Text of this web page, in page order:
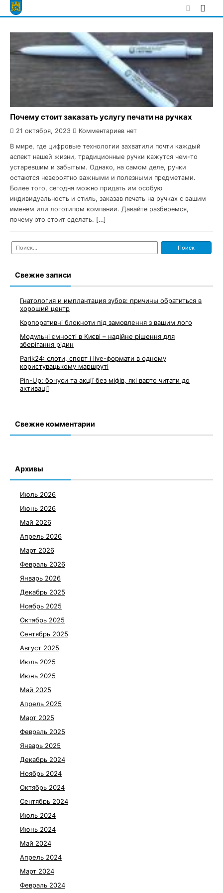
Skip
to
Почему стоит заказать услугу печати на ручках
21 октября, 2023 Комментариев нет
В мире, где цифровые технологии захватили почти каждый
аспект нашей жизни, традиционные ручки кажутся чем-то
устаревшим и забытым. Однако, на самом деле, ручки
остаются невероятно важными и полезными предметами.
Более того, сегодня можно придать им особую
индивидуальность и стиль, заказав печать на ручках с вашим
именем или логотипом компании. Давайте разберемся,
почему это стоит сделать. […]
Найти:
Свежие записи
Гнатология и имплантация зубов: причины обратиться в
хороший центр
Корпоративні блокноти під замовлення з вашим лого
Модульні ємності в Києві – надійне рішення для
зберігання рідин
Parik24: слоти, спорт і live-формати в одному
користувацькому маршруті
Pin-Up: бонуси та акції без міфів, які варто читати до
активації
Свежие комментарии
Архивы
Июль 2026
Июнь 2026
Май 2026
Апрель 2026
Март 2026
Февраль 2026
Январь 2026
Декабрь 2025
Ноябрь 2025
Октябрь 2025
Сентябрь 2025
Август 2025
Июль 2025
Июнь 2025
Май 2025
Апрель 2025
Март 2025
Февраль 2025
Январь 2025
Декабрь 2024
Ноябрь 2024
Октябрь 2024
Сентябрь 2024
Июль 2024
Июнь 2024
Май 2024
Апрель 2024
Март 2024
Февраль 2024